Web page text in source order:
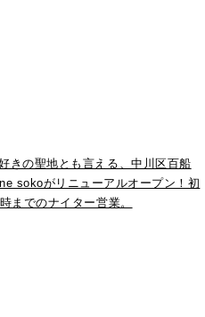
きの聖地とも言える、中川区百船
sokoがリニューアルオープン！初
までのナイター営業。